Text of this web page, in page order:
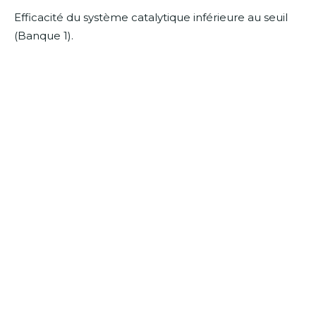
Efficacité du système catalytique inférieure au seuil
(Banque 1).